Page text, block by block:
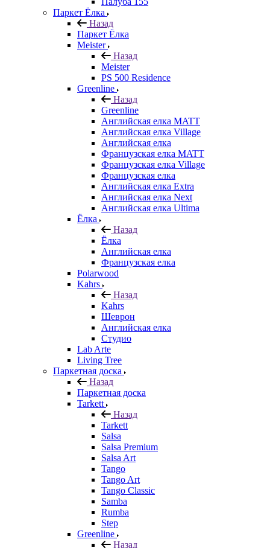
Паркет Ёлка
Назад
Паркет Ёлка
Meister
Назад
Meister
PS 500 Residence
Greenline
Назад
Greenline
Английская елка MATT
Английская елка Village
Английская елка
Французская елка MATT
Французская елка Village
Французская елка
Английская елка Extra
Английская елка Next
Английская елка Ultima
Ёлка
Назад
Ёлка
Английская елка
Французская елка
Polarwood
Kahrs
Назад
Kahrs
Шеврон
Английская елка
Студио
Lab Arte
Living Tree
Паркетная доска
Назад
Паркетная доска
Tarkett
Назад
Tarkett
Salsa
Salsa Premium
Salsa Art
Tango
Tango Art
Tango Classic
Samba
Rumba
Step
Greenline
Назад